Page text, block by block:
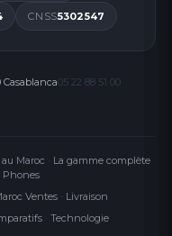
CNSS5302547
05 22 88 51 00
Maroc · La gamme complète
Phones
Ventes· Livraison
· Technologie